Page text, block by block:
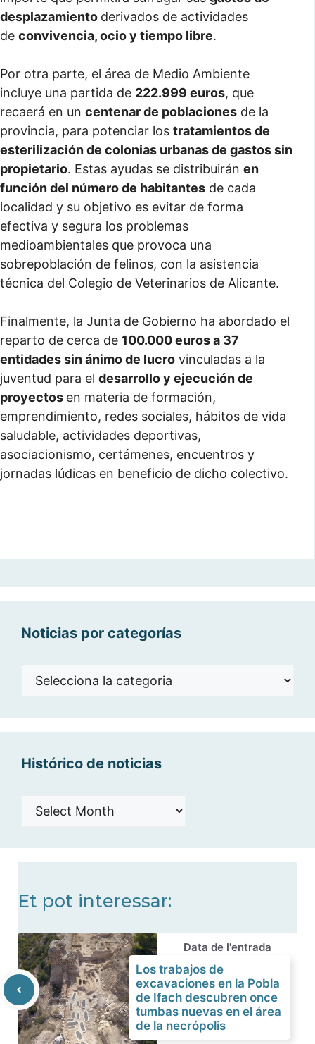
desplazamiento derivados de actividades
de convivencia, ocio y tiempo libre.
Por otra parte, el área de Medio Ambiente
incluye una partida de 222.999 euros, que
recaerá en un centenar de poblaciones de la
provincia, para potenciar los tratamientos de
esterilización de colonias urbanas de gastos sin
propietario. Estas ayudas se distribuirán en
función del número de habitantes de cada
localidad y su objetivo es evitar de forma
efectiva y segura los problemas
medioambientales que provoca una
sobrepoblación de felinos, con la asistencia
técnica del Colegio de Veterinarios de Alicante.
Finalmente, la Junta de Gobierno ha abordado el
reparto de cerca de 100.000 euros a 37
entidades sin ánimo de lucro vinculadas a la
juventud para el desarrollo y ejecución de
proyectos en materia de formación,
emprendimiento, redes sociales, hábitos de vida
saludable, actividades deportivas,
asociacionismo, certámenes, encuentros y
jornadas lúdicas en beneficio de dicho colectivo.
Noticias por categorías
Noticias
Histórico de noticias
Histórico
Et pot interessar:
Data de l'entrada
Los trabajos de
excavaciones en la Pobla
de Ifach descubren once
tumbas nuevas en el área
de la necrópolis